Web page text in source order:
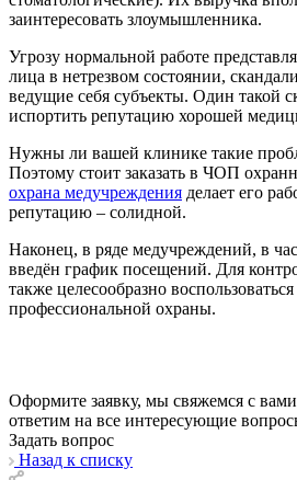
заинтересовать злоумышленника.
Угрозу нормальной работе
лица в нетрезвом состоянии,
ведущие себя субъекты. Один такой
испортить репутацию хорошей
Нужны ли вашей клинике такие
Поэтому стоит заказать в ЧОП
охрана медучреждения делает его
репутацию – солидной.
Наконец, в ряде медучреждений, в
введён график посещений. Для
также целесообразно
профессиональной охраны.
Оформите заявку, мы свяжемся с
ответим на все интересующие
Задать вопрос
Назад к списку